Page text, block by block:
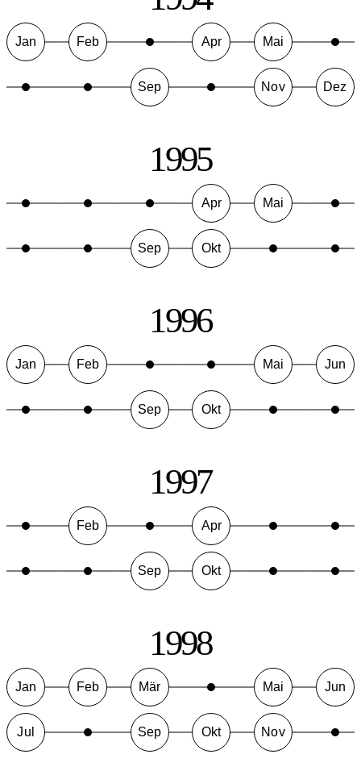
Jan Feb Apr Mai
Sep Nov Dez
1995
Apr Mai
Sep Okt
1996
Jan Feb Mai Jun
Sep Okt
1997
Feb Apr
Sep Okt
1998
Jan Feb Mär Mai Jun
Jul Sep Okt Nov